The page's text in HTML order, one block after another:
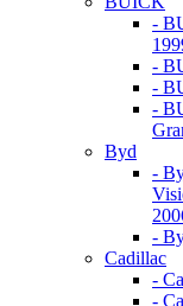
-
-
-
-
Byd
-
-
Cadillac
-
-